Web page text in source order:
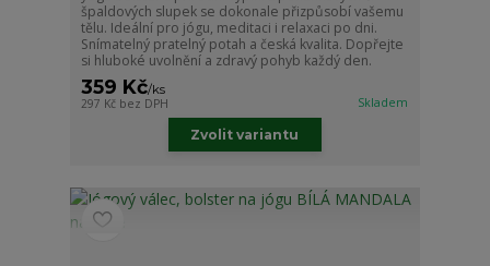
špaldových slupek se dokonale přizpůsobí vašemu
tělu. Ideální pro jógu, meditaci i relaxaci po dni.
Snímatelný pratelný potah a česká kvalita. Dopřejte
si hluboké uvolnění a zdravý pohyb každý den.
359 Kč/ks
297 Kč bez DPH Skladem
Zvolit variantu